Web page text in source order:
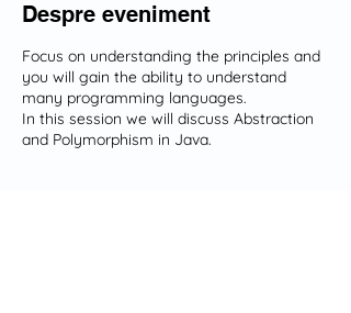
Despre eveniment
Focus on understanding the principles and
you will gain the ability to understand
many programming languages.
In this session we will discuss Abstraction
and Polymorphism in Java.